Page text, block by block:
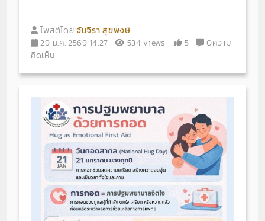
โพสต์โดยจันจิรา สุขพงษ์
29 ม.ค. 2569 14:27
534 views 5
0ความ
คิดเห็น